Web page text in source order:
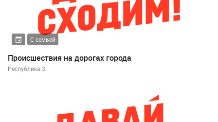
С семьей
Происшествия на дорогах города
Республика 3